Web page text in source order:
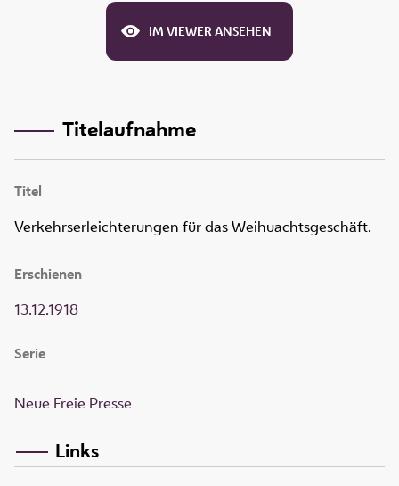
IM VIEWER ANSEHEN
Titelaufnahme
Titel
Verkehrserleichterungen für das Weihuachtsgeschäft.
Erschienen
13.12.1918
Serie
Neue Freie Presse
Links